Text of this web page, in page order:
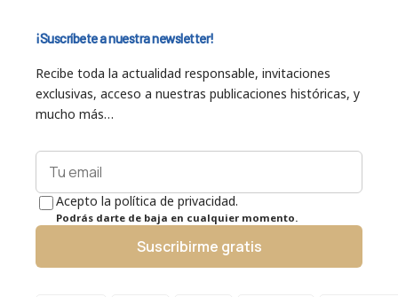
¡Suscríbete a nuestra newsletter!
Recibe toda la actualidad responsable, invitaciones
exclusivas, acceso a nuestras publicaciones históricas, y
mucho más…
Acepto la política de privacidad.
Podrás darte de baja en cualquier momento.
Suscribirme gratis